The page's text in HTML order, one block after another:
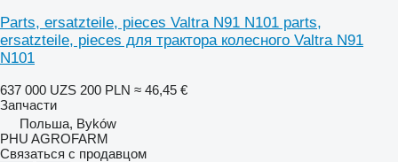
Parts, ersatzteile, pieces Valtra N91 N101 parts,
ersatzteile, pieces для трактора колесного Valtra N91
N101
637 000 UZS 200 PLN ≈ 46,45 €
Запчасти
Польша, Byków
PHU AGROFARM
Связаться с продавцом